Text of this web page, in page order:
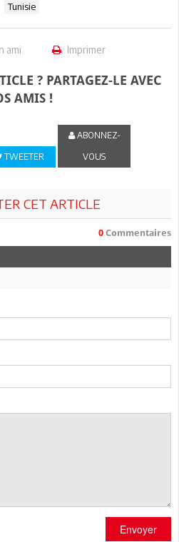
Tunisie
ami Imprimer
? PARTAGEZ-LE AVEC
AMIS !
TWEETER
ABONNEZ-
VOUS
CET ARTICLE
0 Commentaires
Envoyer